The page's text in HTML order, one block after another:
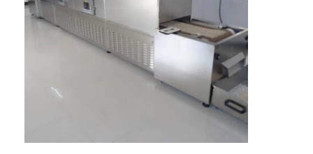
เครื่องเป่าสเปรย์แรงเหวี่ยงความเร็วสูง
เครื่องอบแห้งฟลูอิไดซ์เบดแบบสั่น
ไมโครเวฟเครื่องอบสูญญากาศ